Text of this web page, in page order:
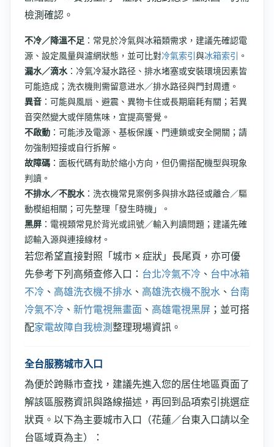
檢測確認。
不冷／降溫不足 ：常見於冷氣與冰箱類需求，建議先確認電
源、設定風量與濾網狀態，並可比對冷氣索引 與冰箱索引
。
漏水／滴水 ：冷氣冷凝水路径、排水堵塞或安裝環境因素皆
可能造成；洗衣機則需留意进水／排水路径與門封周遭。
異音 ：可能與風扇、避震、異物卡住或長期磨耗有關；若異
音突然變大或伴隨焦味，宜提高警覺。
不啟動 ：可能涉及電源、基板保護、門連鎖或安全開關；請
勿強制短接或自行拆解。
故障碼 ：面板代碼有助於縮小方向，但仍需搭配機型與現象
判讀。
不排水／不脫水 ：洗衣機常見案例多與排水路径或離合／驅
動模組相關；可先整理「發生時機」。
黑屏 ：電視類常見於背光或訊號／輸入判讀問題；建議先確
認輸入源與連接線材。
若您希望直接對照「城市 × 症狀」長尾頁，亦可優
先參考下列高頻查修入口： 台北冷氣不冷 、 台中冰箱
不冷 、 高雄洗衣機不排水 、 高雄洗衣機不脫水 、 台南
冷氣不冷 、 新竹電視無畫面 、 高雄電視黑屏 ；並可搭
配家電故障自我檢測 整理現場資訊。
全台服務城市入口
為便於跨縣市查找，建議先進入您的居住地區頁面了
解該區服務資訊與路線描述，再回到品項索引挑選症
狀頁。以下為主要城市入口（花蓮／台東入口請以全
台區域頁為主）：